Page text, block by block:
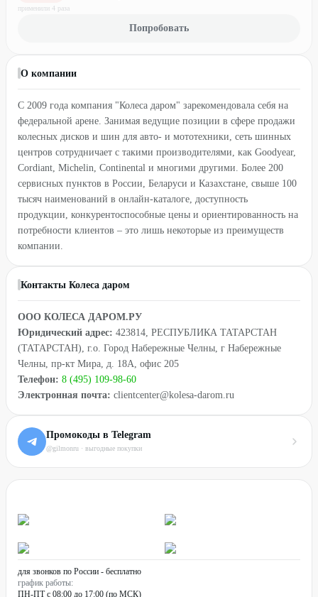
применили 4 раз а
Попробовать
О компании
С 2009 года компания "Колеса даром" зарекомендовала себя на
федеральной арене. Занимая ведущие позиции в сфере продажи
колесных дисков и шин для авто- и мототехники, сеть шинных
центров сотрудничает с такими производителями, как Goodyear,
Cordiant, Michelin, Continental и многими другими. Более 200
сервисных пунктов в России, Беларуси и Казахстане, свыше 100
тысяч наименований в онлайн-каталоге, доступность
продукции, конкурентоспособные цены и ориентированность на
потребности клиентов – это лишь некоторые из преимуществ
компании.
Контакты Колеса даром
ООО КОЛЕСА ДАРОМ.РУ
Юридический адрес: 423814, РЕСПУБЛИКА ТАТАРСТАН
(ТАТАРСТАН), г.о. Город Набережные Челны, г Набережные
Челны, пр-кт Мира, д. 18А, офис 205
Телефон: 8 (495) 109-98-60
Электронная почта: clientcenter@kolesa-darom.ru
Промокоды в Telegram
@gilmonru · выгодные покупки
для звонков по России - бесплатно
график работы:
ПН-ПТ с 08:00 до 17:00 (по МСК)